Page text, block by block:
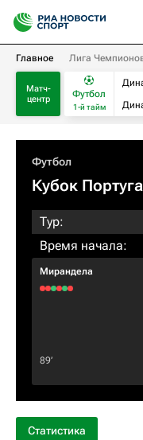
Главное Лига
Матч-
центр
Футбол
1-й тайм
Футбол
Кубок
Тур:
Время начала:
Мирандела
89‎’‎
Статистика